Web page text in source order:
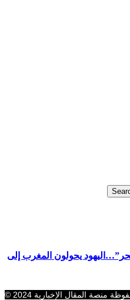
يحولون المغرب إلى
منصة المقال الإخبارية 2024 ©